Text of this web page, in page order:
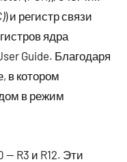
) и регистр связи
ядра
Guide. Благодаря
в котором
в режим
— R3 и R12. Эти